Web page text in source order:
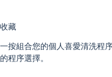
收藏
一按組合您的個人喜愛清洗程
的程序選擇。